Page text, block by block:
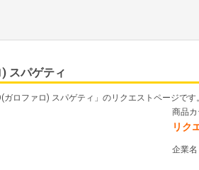
スパゲティ
ガロファロ) スパゲティ」のリクエストページです
商品
リク
企業